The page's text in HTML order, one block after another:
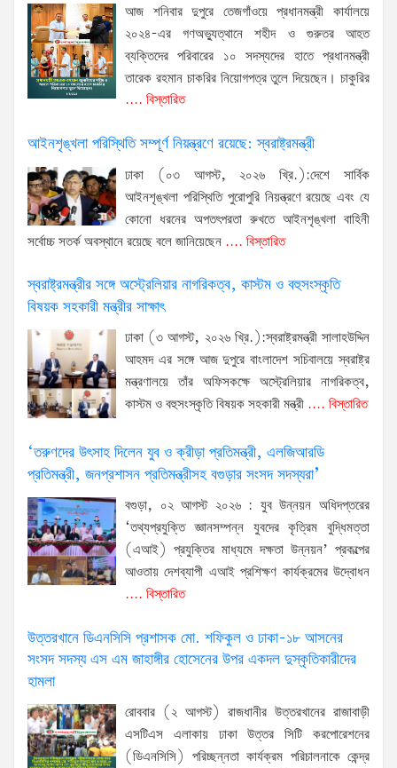
আজ শনিবার দুপুরে তেজগাঁওয়ে প্রধানমন্ত্রী কার্যালয়ে
২০২৪-এর গণঅভ্যুত্থানে শহীদ ও গুরুতর আহত
ব্যক্তিদের পরিবারের ১০ সদস্যদের হাতে প্রধানমন্ত্রী
তারেক রহমান চাকরির নিয়োগপত্র তুলে দিয়েছেন। চাকুরির
.... বিস্তারিত
আইনশৃঙ্খলা পরিস্থিতি সম্পূর্ণ নিয়ন্ত্রণে রয়েছে: স্বরাষ্ট্রমন্ত্রী
ঢাকা (০৩ আগস্ট, ২০২৬ খ্রি.):দেশে সার্বিক
আইনশৃঙ্খলা পরিস্থিতি পুরোপুরি নিয়ন্ত্রণে রয়েছে এবং যে
কোনো ধরনের অপতৎপরতা রুখতে আইনশৃঙ্খলা বাহিনী
সর্বোচ্চ সতর্ক অবস্থানে রয়েছে বলে জানিয়েছেন .... বিস্তারিত
স্বরাষ্ট্রমন্ত্রীর সঙ্গে অস্ট্রেলিয়ার নাগরিকত্ব, কাস্টম ও বহুসংস্কৃতি
বিষয়ক সহকারী মন্ত্রীর সাক্ষাৎ
ঢাকা (৩ আগস্ট, ২০২৬ খ্রি.):স্বরাষ্ট্রমন্ত্রী সালাহউদ্দিন
আহমদ এর সঙ্গে আজ দুপুরে বাংলাদেশ সচিবালয়ে স্বরাষ্ট্র
মন্ত্রণালয়ে তাঁর অফিসকক্ষে অস্ট্রেলিয়ার নাগরিকত্ব,
কাস্টম ও বহুসংস্কৃতি বিষয়ক সহকারী মন্ত্রী .... বিস্তারিত
‘তরুণদের উৎসাহ দিলেন যুব ও ক্রীড়া প্রতিমন্ত্রী, এলজিআরডি
প্রতিমন্ত্রী, জনপ্রশাসন প্রতিমন্ত্রীসহ বগুড়ার সংসদ সদস্যরা’
বগুড়া, ০২ আগস্ট ২০২৬ : যুব উন্নয়ন অধিদপ্তরের
‘তথ্যপ্রযুক্তি জ্ঞানসম্পন্ন যুবদের কৃত্রিম বুদ্ধিমত্তা
(এআই) প্রযুক্তির মাধ্যমে দক্ষতা উন্নয়ন’ প্রকল্পের
আওতায় দেশব্যাপী এআই প্রশিক্ষণ কার্যক্রমের উদ্বোধন
.... বিস্তারিত
উত্তরখানে ডিএনসিসি প্রশাসক মো. শফিকুল ও ঢাকা-১৮ আসনের
সংসদ সদস্য এস এম জাহাঙ্গীর হোসেনের উপর একদল দুস্কৃতিকারীদের
হামলা
রোববার (২ আগস্ট) রাজধানীর উত্তরখানের রাজাবাড়ী
এসটিএস এলাকায় ঢাকা উত্তর সিটি করপোরেশনের
(ডিএনসিসি) পরিচ্ছন্নতা কার্যক্রম পরিচালনাকে কেন্দ্র